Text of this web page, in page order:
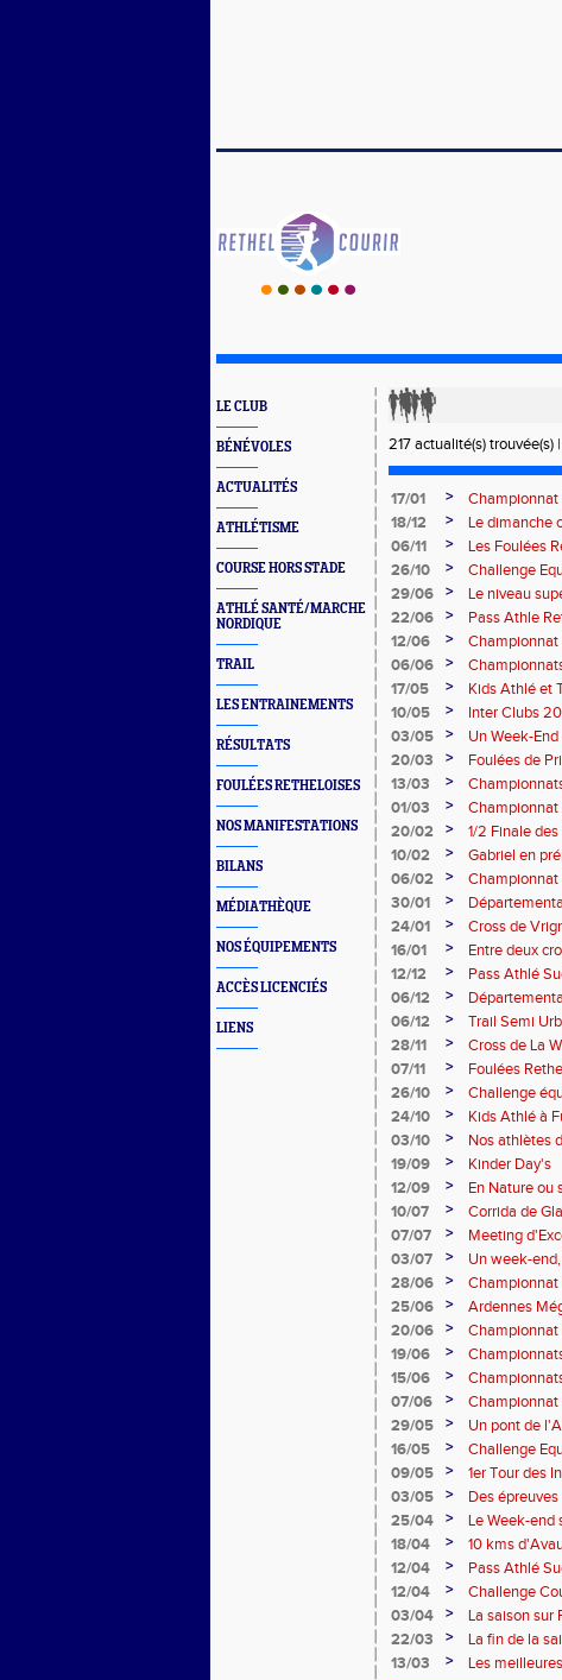
LE CLUB
BÉNÉVOLES
ACTUALITÉS
ATHLÉTISME
COURSE HORS STADE
ATHLÉ SANTÉ/MARCHE
NORDIQUE
TRAIL
LES ENTRAINEMENTS
RÉSULTATS
FOULÉES RETHELOISES
NOS MANIFESTATIONS
BILANS
MÉDIATHÈQUE
NOS ÉQUIPEMENTS
ACCÈS LICENCIÉS
LIENS
217 actualité(s) trouvée(s)
17/01 >
Championnat
18/12
>
Le dimanche
06/11
>
Les Foulées
26/10
>
Challenge
29/06
>
Le niveau
22/06
>
Pass Athle
12/06
>
Championnat
06/06
>
17/05
>
Kids Athlé et
10/05
>
Inter Clubs
03/05
>
Un Week-
20/03
>
Foulées de
13/03
>
01/03
>
Championnat
20/02
>
1/2 Finale
10/02
>
Gabriel en
06/02
>
Championnat
30/01
>
24/01
>
Cross de
16/01
>
Entre deux
12/12
>
Pass Athlé
06/12
>
06/12
>
Trail Semi
28/11
>
Cross de La
07/11
>
Foulées
26/10
>
Challenge
24/10
>
Kids Athlé à
03/10
>
Nos athlètes
19/09
>
Kinder Day's
12/09
>
En Nature ou
10/07
>
Corrida de
07/07
>
Meeting
03/07
>
Un week-
28/06
>
Championnat
25/06
>
Ardennes
20/06
>
Championnat
19/06
>
15/06
>
07/06
>
Championnat
29/05
>
Un pont de
16/05
>
Challenge
09/05
>
1er Tour des
03/05
>
Des
25/04
>
Le Week-end
18/04
>
10 kms
12/04
>
Pass Athlé
12/04
>
Challenge
03/04
>
La saison sur
22/03
>
La fin de la
13/03
> Les